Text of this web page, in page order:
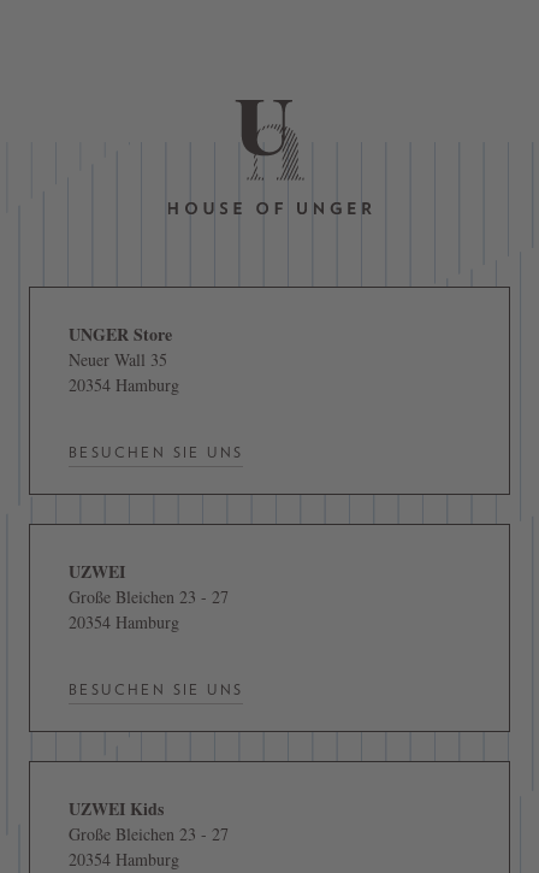
UNGER Store
Neuer Wall 35
20354 Hamburg
BESUCHEN SIE UNS
UZWEI
Große Bleichen 23 - 27
20354 Hamburg
BESUCHEN SIE UNS
UZWEI Kids
Große Bleichen 23 - 27
20354 Hamburg